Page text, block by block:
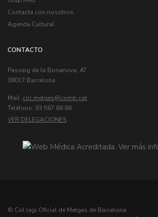
Contacta con nosotros
Agenda Cultural
CONTACTO
Passeig de la Bonanova, 47
08017 Barcelona
Mail: col.metges
Telèfono: 93 567 88 88
VER DELEGACIONES
© Col·legi Oficial de Metges de Barcelona